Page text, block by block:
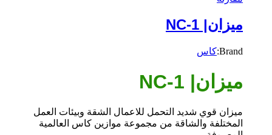
ميزان| NC-1
Brand: كاس
ميزان| NC-1
ميزان قوي شديد التحمل للاعمال الشقة وبيئات العمل
المختلفة والشاقة من مجموعة موازين كاس العالمية